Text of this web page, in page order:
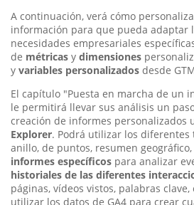
A continuación, verá cómo
información para que pueda adaptar
necesidades empresariales
de métricas y dimensiones
y variables personalizados desde
El capítulo "Puesta en marcha de un
le permitirá llevar sus análisis un
creación de informes personalizados
Explorer. Podrá utilizar los diferentes
anillo, de puntos, resumen
informes específicos para analizar
historiales de las diferentes
páginas, vídeos vistos, palabras
utilizar los datos de GA4 para crear